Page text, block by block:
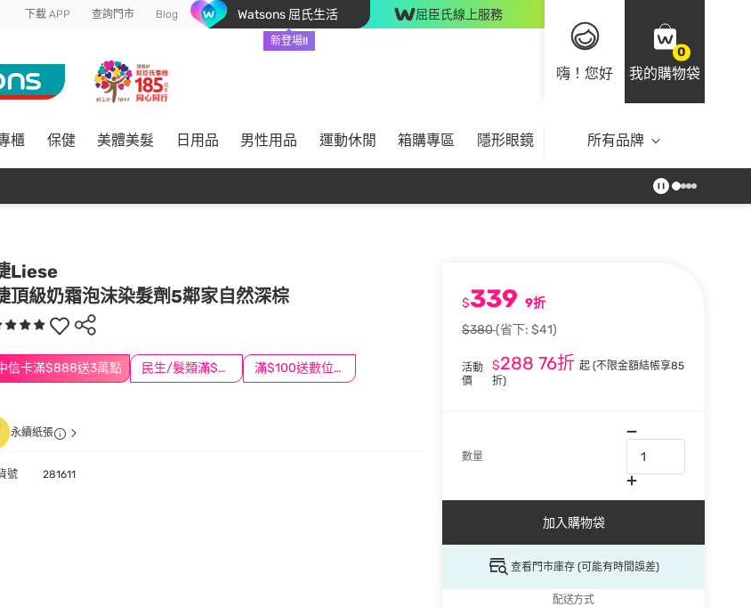
下載 APP 查詢門市 Blog Watsons 屈氏生活
新登場!!
屈臣氏線上服務
嗨！您好
0
我的購物袋
櫃 保健 美體美髮 日用品 男性用品 運動休閒 箱購專區 隱形眼鏡 所有品牌
Liese
頂級奶霜泡沫染髮劑5鄰家自然深棕
信卡滿$888送3萬點 民生/髮類滿$388送舒潔冰巾 滿$100送數位印花
$339 9折
$380(省下: $41)
活動
價
$288 76折 起 (不限金額結帳享85
折)
數量
加入購物袋
查看門市庫存 (可能有時間誤差)
配送方式
永續紙張
號 281611